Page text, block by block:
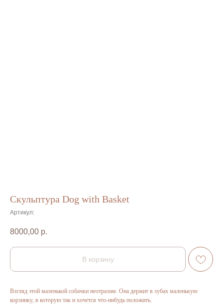
Скульптура Dog with Basket
Артикул:
8000,00 р.
В корзину
Взгляд этой маленькой собачки неотразим. Она держит в зубах маленькую
корзинку, в которую так и хочется что-нибудь положить.